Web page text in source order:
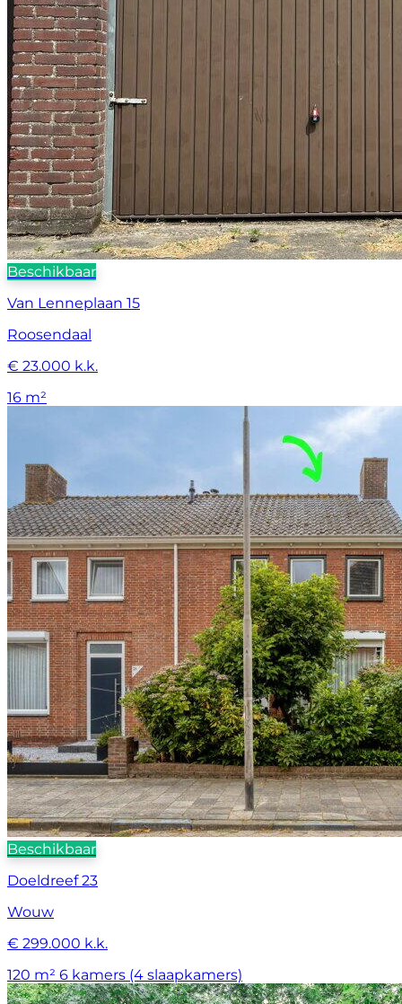
Beschikbaar
Van Lenneplaan 15
Roosendaal
€ 23.000 k.k.
16 m²
Beschikbaar
Doeldreef 23
Wouw
€ 299.000 k.k.
120 m² 6 kamers (4 slaapkamers)